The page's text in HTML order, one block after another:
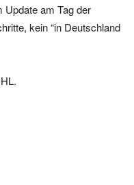
Update am Tag der
kein “in Deutschland